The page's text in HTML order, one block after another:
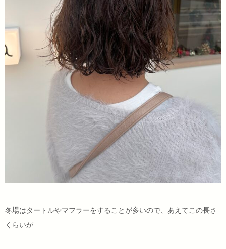
冬場はタートルやマフラーをすることが多いので、あえてこの長さ
くらいが